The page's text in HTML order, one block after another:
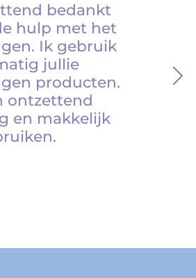
bedankt
hulp met het
Ik gebruik
jullie
producten.
ontzettend
en makkelijk